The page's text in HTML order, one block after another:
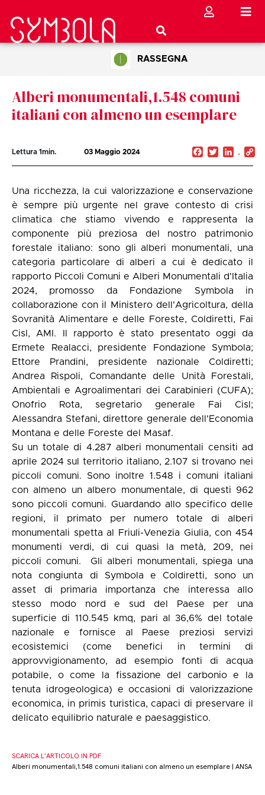
RASSEGNA
Alberi monumentali,1.548 comuni
italiani con almeno un esemplare
Lettura 1min. 03 Maggio 2024 Facebook
Twitter
Una ricchezza, la cui valorizzazione e conservazione
è sempre più urgente nel grave contesto di crisi
climatica che stiamo vivendo e rappresenta la
componente più preziosa del nostro patrimonio
forestale italiano: sono gli alberi monumentali, una
categoria particolare di alberi a cui è dedicato il
rapporto Piccoli Comuni e Alberi Monumentali d'Italia
2024, promosso da Fondazione Symbola in
collaborazione con il Ministero dell'Agricoltura, della
Sovranità Alimentare e delle Foreste, Coldiretti, Fai
Cisl, AMI. Il rapporto è stato presentato oggi da
Ermete Realacci, presidente Fondazione Symbola;
Ettore Prandini, presidente nazionale Coldiretti;
Andrea Rispoli, Comandante delle Unità Forestali,
Ambientali e Agroalimentari dei Carabinieri (CUFA);
Onofrio Rota, segretario generale Fai Cisl;
Alessandra Stefani, direttore generale dell'Economia
Montana e delle Foreste del Masaf.
Su un totale di 4.287 alberi monumentali censiti ad
aprile 2024 sul territorio italiano, 2.107 si trovano nei
piccoli comuni. Sono inoltre 1.548 i comuni italiani
con almeno un albero monumentale, di questi 962
sono piccoli comuni. Guardando allo specifico delle
regioni, il primato per numero totale di alberi
monumentali spetta al Friuli-Venezia Giulia, con 454
monumenti verdi, di cui quasi la metà, 209, nei
piccoli comuni. Gli alberi monumentali, spiega una
nota congiunta di Symbola e Coldiretti, sono un
asset di primaria importanza che interessa allo
stesso modo nord e sud del Paese per una
superficie di 110.545 kmq, pari al 36,6% del totale
nazionale e fornisce al Paese preziosi servizi
ecosistemici (come benefici in termini di
approvvigionamento, ad esempio fonti di acqua
potabile, o come la fissazione del carbonio e la
tenuta idrogeologica) e occasioni di valorizzazione
economica, in primis turistica, capaci di preservare il
delicato equilibrio naturale e paesaggistico.
SCARICA L’ARTICOLO IN PDF
Alberi monumentali,1.548 comuni italiani con almeno un esemplare | ANSA